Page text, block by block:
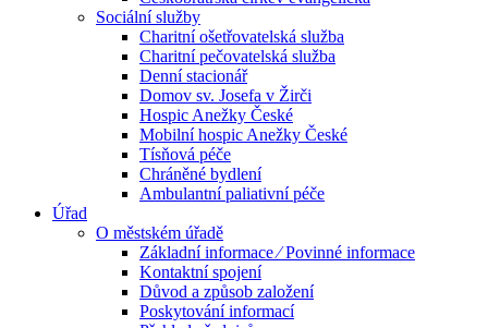
Sociální služby
Charitní ošetřovatelská služba
Charitní pečovatelská služba
Denní stacionář
Domov sv. Josefa v Žirči
Hospic Anežky České
Mobilní hospic Anežky České
Tísňová péče
Chráněné bydlení
Ambulantní paliativní péče
Úřad
O městském úřadě
Základní informace ⁄ Povinné informace
Kontaktní spojení
Důvod a způsob založení
Poskytování informací